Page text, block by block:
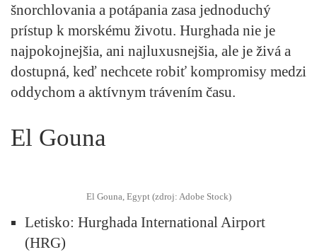
šnorchlovania a potápania zasa jednoduchý
prístup k morskému životu. Hurghada nie je
najpokojnejšia, ani najluxusnejšia, ale je živá a
dostupná, keď nechcete robiť kompromisy medzi
oddychom a aktívnym trávením času.
El Gouna
El Gouna, Egypt (zdroj: Adobe Stock)
Letisko: Hurghada International Airport
(HRG)